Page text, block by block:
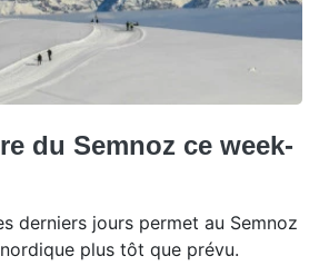
du Semnoz ce week-
derniers jours permet au Semnoz
plus tôt que prévu.